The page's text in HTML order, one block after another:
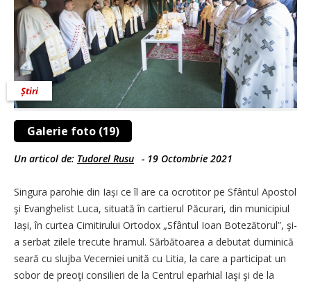
Galerie foto (19)
Știri
Un articol de: Tudorel Rusu - 19 Octombrie 2021
Singura parohie din Iași ce îl are ca ocrotitor pe Sfântul Apostol
şi Evanghelist Luca, situată în cartierul Păcurari, din municipiul
Iași, în curtea Cimitirului Ortodox „Sfântul Ioan Botezătorul”, şi-
a serbat zilele trecute hramul. Sărbătoarea a debutat duminică
seară cu slujba Vecerniei unită cu Litia, la care a participat un
sobor de preoţi consilieri de la Centrul eparhial Iaşi şi de la